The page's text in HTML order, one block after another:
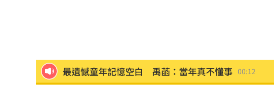
每股配12.8元的它 Ｑ2營收曝光 00:00